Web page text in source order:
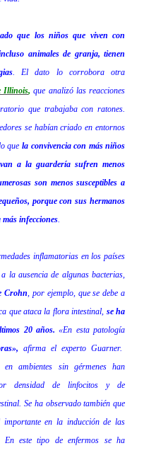
que los niños que viven con
animales de granja, tienen
. El dato lo corrobora otra
Illinois, que analizó las reacciones
que trabajaba con ratones.
se habían criado en entornos
quela convivencia con más niños
a la guardería sufren menos
son menos susceptibles a
porque con sus hermanos
más infecciones.
inflamatorias en los países
la ausencia de algunas bacterias,
Crohn, por ejemplo, que se debe a
que ataca la flora intestinal, se ha
20 años.«En esta patología
afirma el experto Guarner.
ambientes sin gérmenes han
densidad de linfocitos y de
Se ha observado también que
en la inducción de las
En este tipo de enfermos se ha